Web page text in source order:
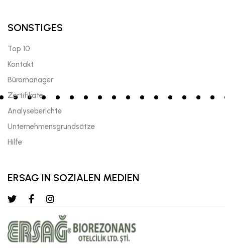
SONSTIGES
Top 10
Kontakt
Büromanager
Zertifikate
Analyseberichte
Unternehmensgrundsätze
Hilfe
ERSAG IN SOZIALEN MEDIEN